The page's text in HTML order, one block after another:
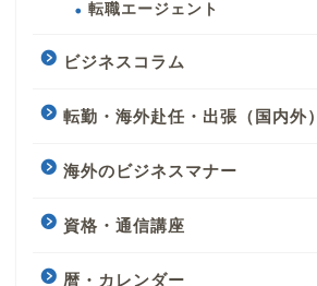
転職エージェント
ビジネスコラム
転勤・海外赴任・出張（国内外）
海外のビジネスマナー
資格・通信講座
暦・カレンダー